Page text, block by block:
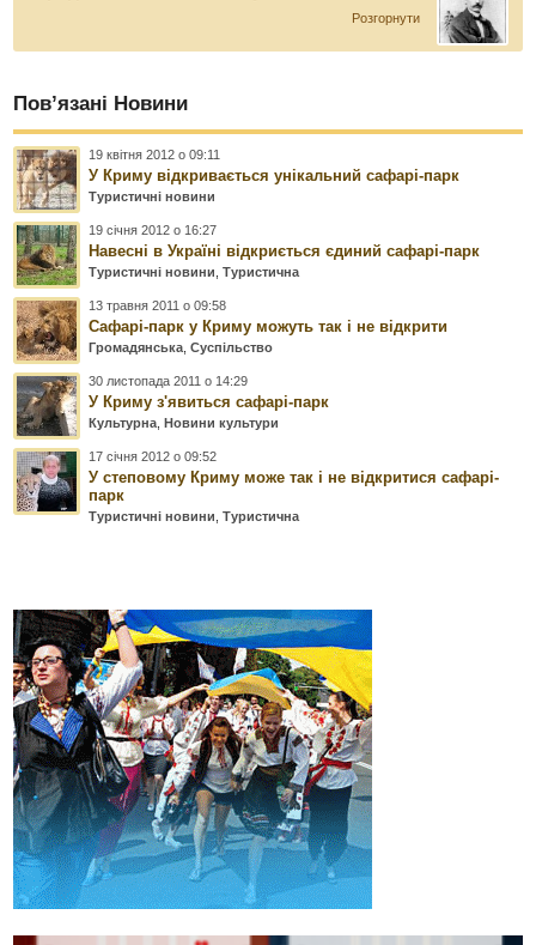
Розгорнути
Пов’язані Новини
19 квітня 2012 о 09:11
У Криму відкривається унікальний сафарі-парк
Туристичні новини
19 січня 2012 о 16:27
Навесні в Україні відкриється єдиний сафарі-парк
Туристичні новини ,Туристична
13 травня 2011 о 09:58
Сафарі-парк у Криму можуть так і не відкрити
Громадянська ,Суспільство
30 листопада 2011 о 14:29
У Криму з'явиться сафарі-парк
Культурна ,Новини культури
17 січня 2012 о 09:52
У степовому Криму може так і не відкритися сафарі-
парк
Туристичні новини ,Туристична